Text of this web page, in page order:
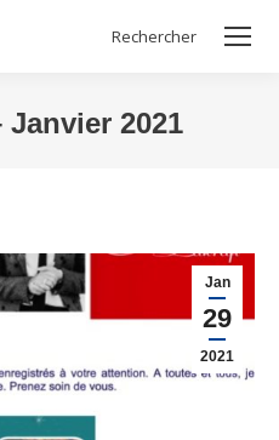
Search:
Rechercher
Janvier 2021
Jan
29
2021